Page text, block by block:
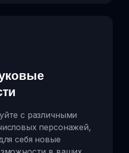
с различными
персонажей,
себя новые